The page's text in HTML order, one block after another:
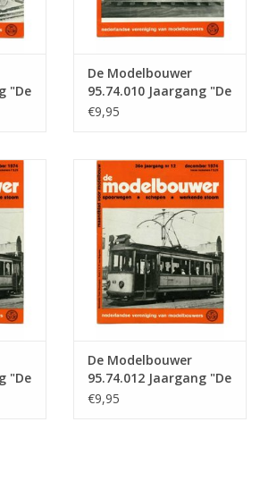
"De
:
De Modelbouwer
95.74.010 Jaargang "De
Modelbouwer" Editie :
€9,95
"De
:
De Modelbouwer
95.74.012 Jaargang "De
Modelbouwer" Editie :
€9,95